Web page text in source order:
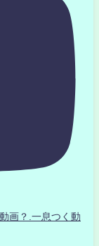
画？.一息つく動